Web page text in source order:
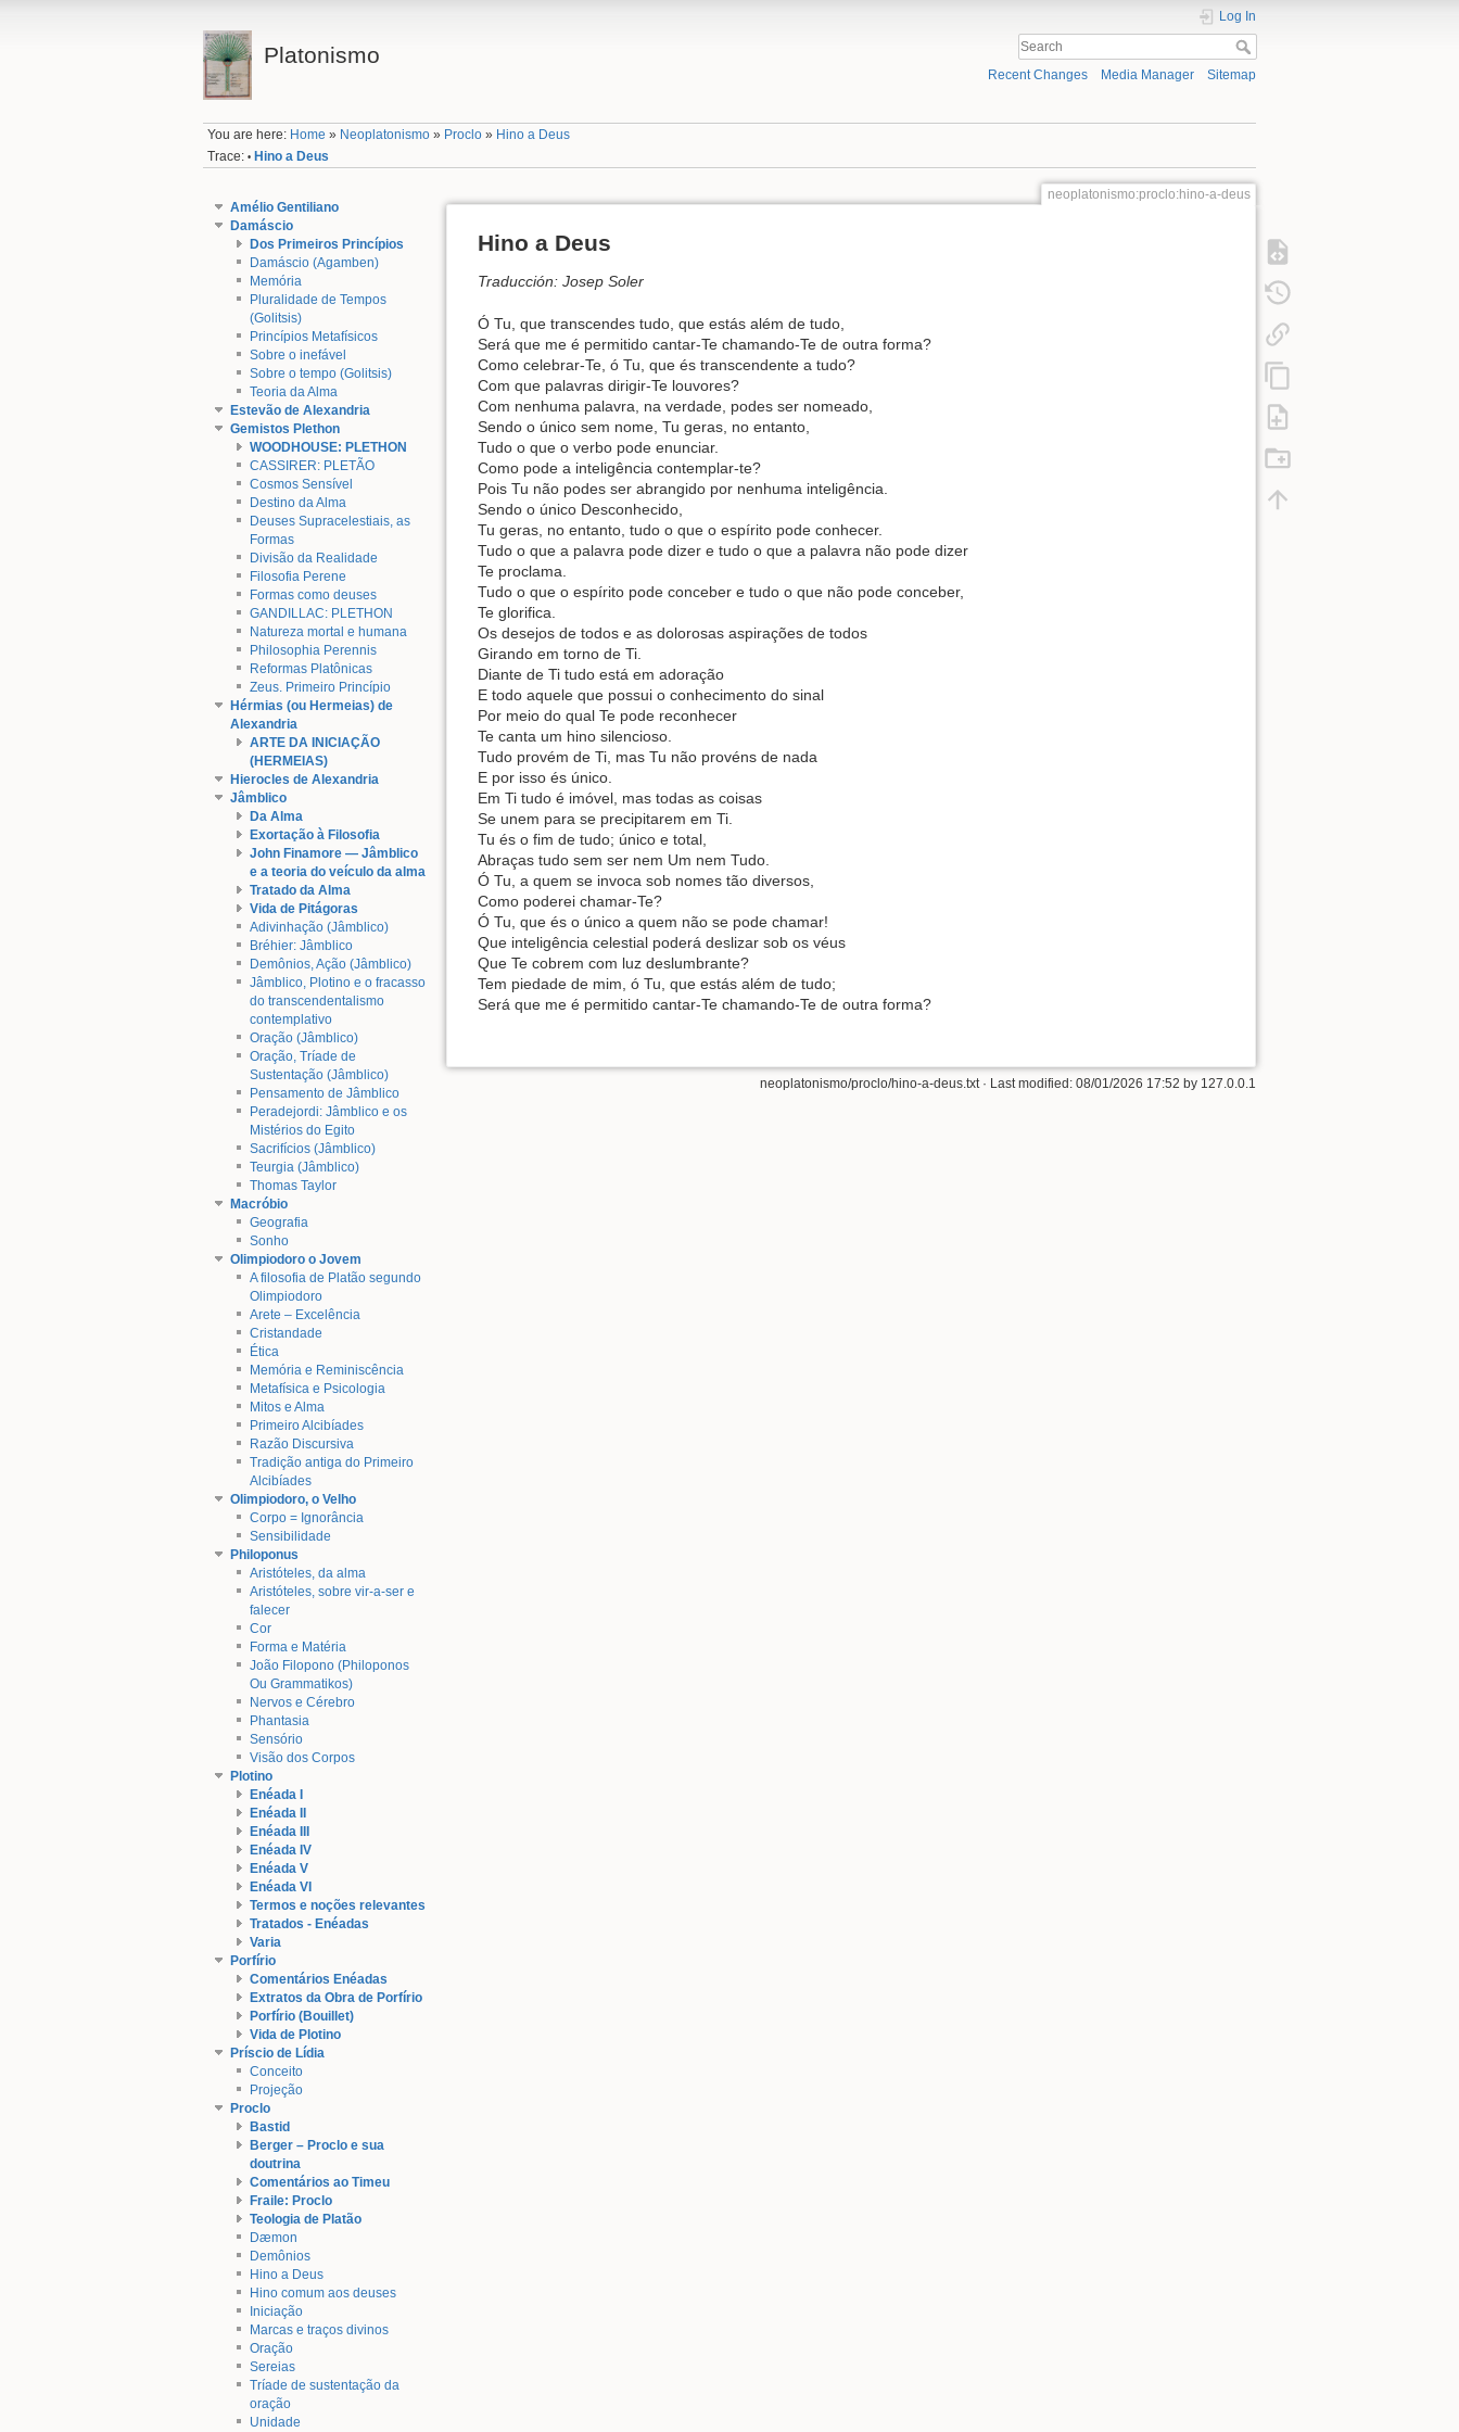
Platonismo
Log In
Recent Changes Media Manager Sitemap
You are here: Home » Neoplatonismo » Proclo » Hino a Deus
Trace: • Hino a Deus
Amélio Gentiliano
Damáscio
Dos Primeiros Princípios
Damáscio (Agamben)
Memória
Pluralidade de Tempos
(Golitsis)
Princípios Metafísicos
Sobre o inefável
Sobre o tempo (Golitsis)
Teoria da Alma
Estevão de Alexandria
Gemistos Plethon
WOODHOUSE: PLETHON
CASSIRER: PLETÃO
Cosmos Sensível
Destino da Alma
Deuses Supracelestiais, as
Formas
Divisão da Realidade
Filosofia Perene
Formas como deuses
GANDILLAC: PLETHON
Natureza mortal e humana
Philosophia Perennis
Reformas Platônicas
Zeus. Primeiro Princípio
Hérmias (ou Hermeias) de
Alexandria
ARTE DA INICIAÇÃO
(HERMEIAS)
Hierocles de Alexandria
Jâmblico
Da Alma
Exortação à Filosofia
John Finamore — Jâmblico
e a teoria do veículo da alma
Tratado da Alma
Vida de Pitágoras
Adivinhação (Jâmblico)
Bréhier: Jâmblico
Demônios, Ação (Jâmblico)
Jâmblico, Plotino e o fracasso
do transcendentalismo
contemplativo
Oração (Jâmblico)
Oração, Tríade de
Sustentação (Jâmblico)
Pensamento de Jâmblico
Peradejordi: Jâmblico e os
Mistérios do Egito
Sacrifícios (Jâmblico)
Teurgia (Jâmblico)
Thomas Taylor
Macróbio
Geografia
Sonho
Olimpiodoro o Jovem
A filosofia de Platão segundo
Olimpiodoro
Arete – Excelência
Cristandade
Ética
Memória e Reminiscência
Metafísica e Psicologia
Mitos e Alma
Primeiro Alcibíades
Razão Discursiva
Tradição antiga do Primeiro
Alcibíades
Olimpiodoro, o Velho
Corpo = Ignorância
Sensibilidade
Philoponus
Aristóteles, da alma
Aristóteles, sobre vir-a-ser e
falecer
Cor
Forma e Matéria
João Filopono (Philoponos
Ou Grammatikos)
Nervos e Cérebro
Phantasia
Sensório
Visão dos Corpos
Plotino
Enéada I
Enéada II
Enéada III
Enéada IV
Enéada V
Enéada VI
Termos e noções relevantes
Tratados - Enéadas
Varia
Porfírio
Comentários Enéadas
Extratos da Obra de Porfírio
Porfírio (Bouillet)
Vida de Plotino
Príscio de Lídia
Conceito
Projeção
Proclo
Bastid
Berger – Proclo e sua
doutrina
Comentários ao Timeu
Fraile: Proclo
Teologia de Platão
Dæmon
Demônios
Hino a Deus
Hino comum aos deuses
Iniciação
Marcas e traços divinos
Oração
Sereias
Tríade de sustentação da
oração
Unidade
neoplatonismo:proclo:hino-a-deus
Hino a Deus
Traducción: Josep Soler
Ó Tu, que transcendes tudo, que estás além de tudo,
Será que me é permitido cantar-Te chamando-Te de outra forma?
Como celebrar-Te, ó Tu, que és transcendente a tudo?
Com que palavras dirigir-Te louvores?
Com nenhuma palavra, na verdade, podes ser nomeado,
Sendo o único sem nome, Tu geras, no entanto,
Tudo o que o verbo pode enunciar.
Como pode a inteligência contemplar-te?
Pois Tu não podes ser abrangido por nenhuma inteligência.
Sendo o único Desconhecido,
Tu geras, no entanto, tudo o que o espírito pode conhecer.
Tudo o que a palavra pode dizer e tudo o que a palavra não pode dizer
Te proclama.
Tudo o que o espírito pode conceber e tudo o que não pode conceber,
Te glorifica.
Os desejos de todos e as dolorosas aspirações de todos
Girando em torno de Ti.
Diante de Ti tudo está em adoração
E todo aquele que possui o conhecimento do sinal
Por meio do qual Te pode reconhecer
Te canta um hino silencioso.
Tudo provém de Ti, mas Tu não provéns de nada
E por isso és único.
Em Ti tudo é imóvel, mas todas as coisas
Se unem para se precipitarem em Ti.
Tu és o fim de tudo; único e total,
Abraças tudo sem ser nem Um nem Tudo.
Ó Tu, a quem se invoca sob nomes tão diversos,
Como poderei chamar-Te?
Ó Tu, que és o único a quem não se pode chamar!
Que inteligência celestial poderá deslizar sob os véus
Que Te cobrem com luz deslumbrante?
Tem piedade de mim, ó Tu, que estás além de tudo;
Será que me é permitido cantar-Te chamando-Te de outra forma?
neoplatonismo/proclo/hino-a-deus.txt· Last modified: 08/01/2026 17:52 by 127.0.0.1